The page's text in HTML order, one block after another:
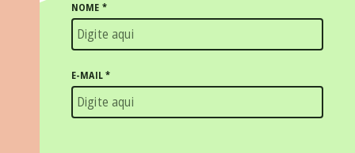
NOME *
E-MAIL*